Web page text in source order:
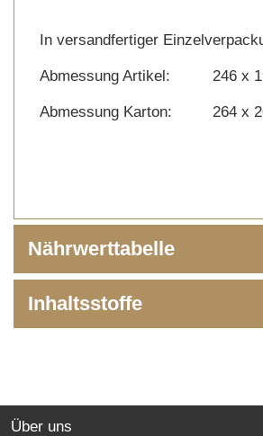
In versandfertiger
Abmessung Artikel: 246 x
Abmessung Karton: 264 x
Nährwerttabelle
Inhaltsstoffe
INFORMATIONEN
Über uns